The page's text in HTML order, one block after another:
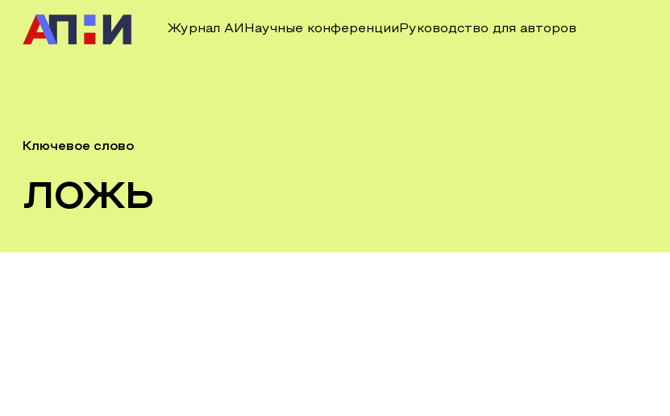
Журнал АИ Научные конференции Руководство для авторов
Ключевое слово
ложь